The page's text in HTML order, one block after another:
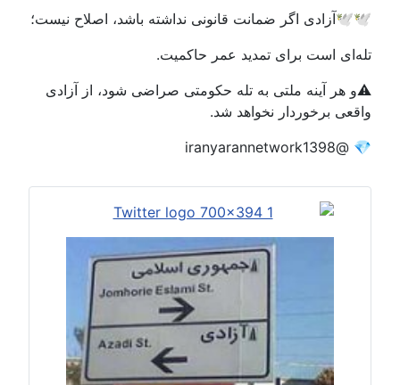
🕊️🕊️آزادی اگر ضمانت قانونی نداشته باشد، اصلاح نیست؛
تله‌ای است برای تمدید عمر حاکمیت.
⚠️و هر آینه ملتی به تله حکومتی صراضی شود، از آزادی
واقعی برخوردار نخواهد شد.
💎 @iranyarannetwork1398